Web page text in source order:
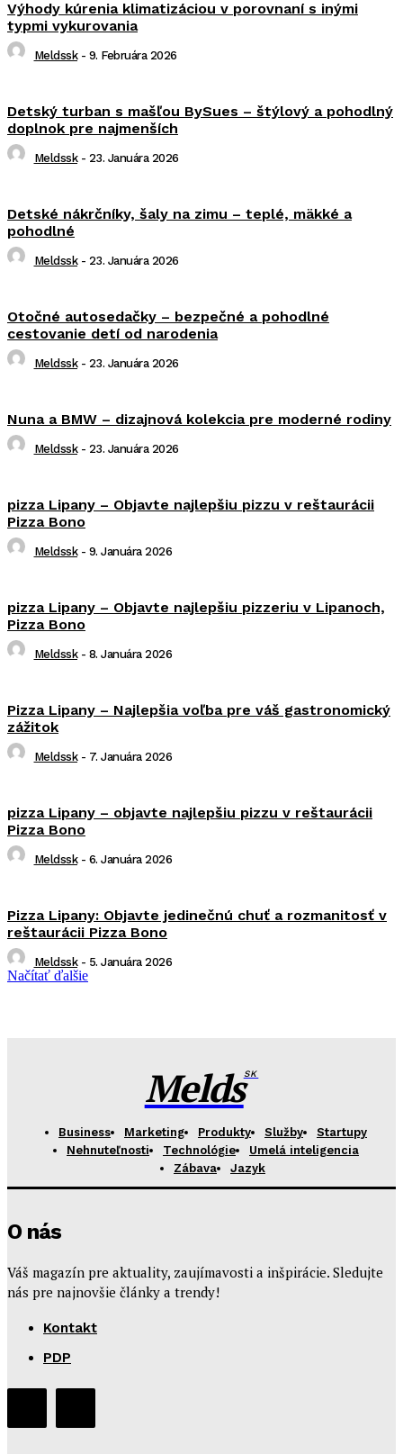
Výhody kúrenia klimatizáciou v porovnaní s inými
typmi vykurovania
Meldssk - 9. Februára 2026
Detský turban s mašľou BySues – štýlový a pohodlný
doplnok pre najmenších
Meldssk - 23. Januára 2026
Detské nákrčníky, šaly na zimu – teplé, mäkké a
pohodlné
Meldssk - 23. Januára 2026
Otočné autosedačky – bezpečné a pohodlné
cestovanie detí od narodenia
Meldssk - 23. Januára 2026
Nuna a BMW – dizajnová kolekcia pre moderné rodiny
Meldssk - 23. Januára 2026
pizza Lipany – Objavte najlepšiu pizzu v reštaurácii
Pizza Bono
Meldssk - 9. Januára 2026
pizza Lipany – Objavte najlepšiu pizzeriu v Lipanoch,
Pizza Bono
Meldssk - 8. Januára 2026
Pizza Lipany – Najlepšia voľba pre váš gastronomický
zážitok
Meldssk - 7. Januára 2026
pizza Lipany – objavte najlepšiu pizzu v reštaurácii
Pizza Bono
Meldssk - 6. Januára 2026
Pizza Lipany: Objavte jedinečnú chuť a rozmanitosť v
reštaurácii Pizza Bono
Meldssk - 5. Januára 2026
Načítať ďalšie
MeldsSK
Business Marketing Produkty Služby
Startupy
Nehnuteľnosti
Technológie
Umelá inteligencia
Zábava
Jazyk
O nás
Váš magazín pre aktuality, zaujímavosti a inšpirácie. Sledujte
nás pre najnovšie články a trendy!
Kontakt
PDP